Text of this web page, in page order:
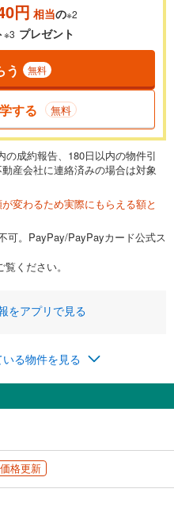
可能です。多くの金融機関
としています。
万円
3,698万円
る金額を入力してくださ
でが目安です。
万円
してください。
によって異なります。
金利とは何ら関係がなく、実際
保証するものではありません。返
ります。入力された金利を35年
円 相当の※2
※3 プレゼント
う 無料
する 無料
成約報告、180日以内の物件引
産会社に連絡済みの場合は対象
変わるため実際にもらえる額と
可。PayPay/PayPayカード公式ス
覧ください。
をアプリで見る
る物件を見る
価格更新